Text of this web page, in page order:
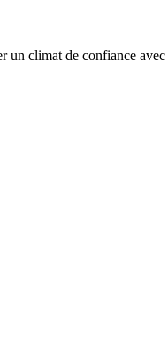
climat de confiance avec